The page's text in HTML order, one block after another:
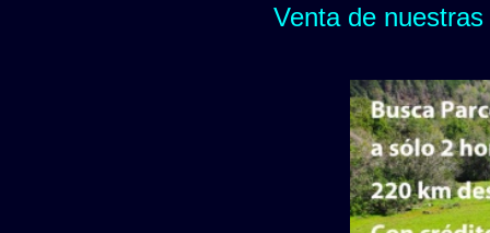
Venta de